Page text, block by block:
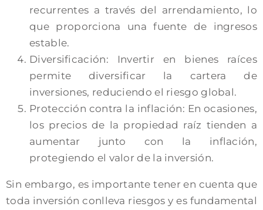
recurrentes a través del arrendamiento, lo
que proporciona una fuente de ingresos
estable.
Diversificación: Invertir en bienes raíces
permite diversificar la cartera de
inversiones, reduciendo el riesgo global.
Protección contra la inflación: En ocasiones,
los precios de la propiedad raíz tienden a
aumentar junto con la inflación,
protegiendo el valor de la inversión.
Sin embargo, es importante tener en cuenta que
toda inversión conlleva riesgos y es fundamental